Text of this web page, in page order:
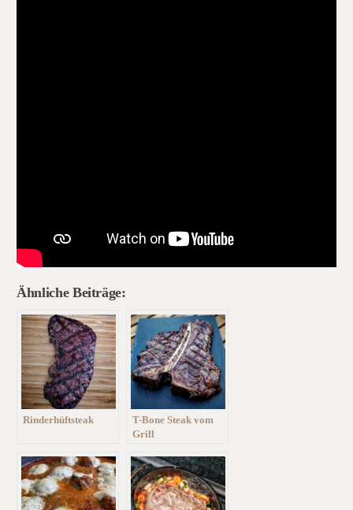
Ähnliche Beiträge:
Rinderhüftsteak
T-Bone Steak vom
Grill